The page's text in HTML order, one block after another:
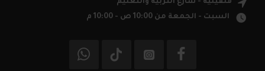
قلقيلية - شارع التربية والتعليم
السبت - الجمعة من 10:00 ص - 10:00 م